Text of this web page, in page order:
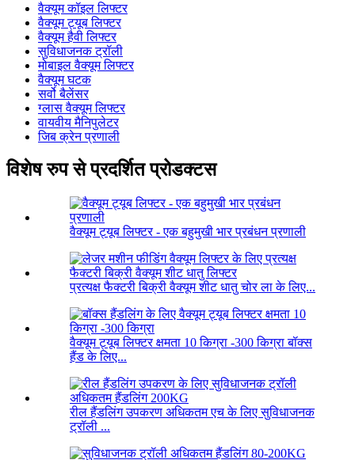
वैक्यूम कॉइल लिफ्टर
वैक्यूम ट्यूब लिफ्टर
वैक्यूम हैवी लिफ्टर
सुविधाजनक ट्रॉली
मोबाइल वैक्यूम लिफ्टर
वैक्यूम घटक
सर्वो बैलेंसर
ग्लास वैक्यूम लिफ्टर
वायवीय मैनिपुलेटर
जिब क्रेन प्रणाली
विशेष रुप से प्रदर्शित प्रोडक्टस
वैक्यूम ट्यूब लिफ्टर - एक बहुमुखी भार प्रबंधन प्रणाली
प्रत्यक्ष फैक्टरी बिक्री वैक्यूम शीट धातु चोर ला के लिए...
वैक्यूम ट्यूब लिफ्टर क्षमता 10 किग्रा -300 किग्रा बॉक्स
हैंड के लिए...
रील हैंडलिंग उपकरण अधिकतम एच के लिए सुविधाजनक
ट्रॉली ...